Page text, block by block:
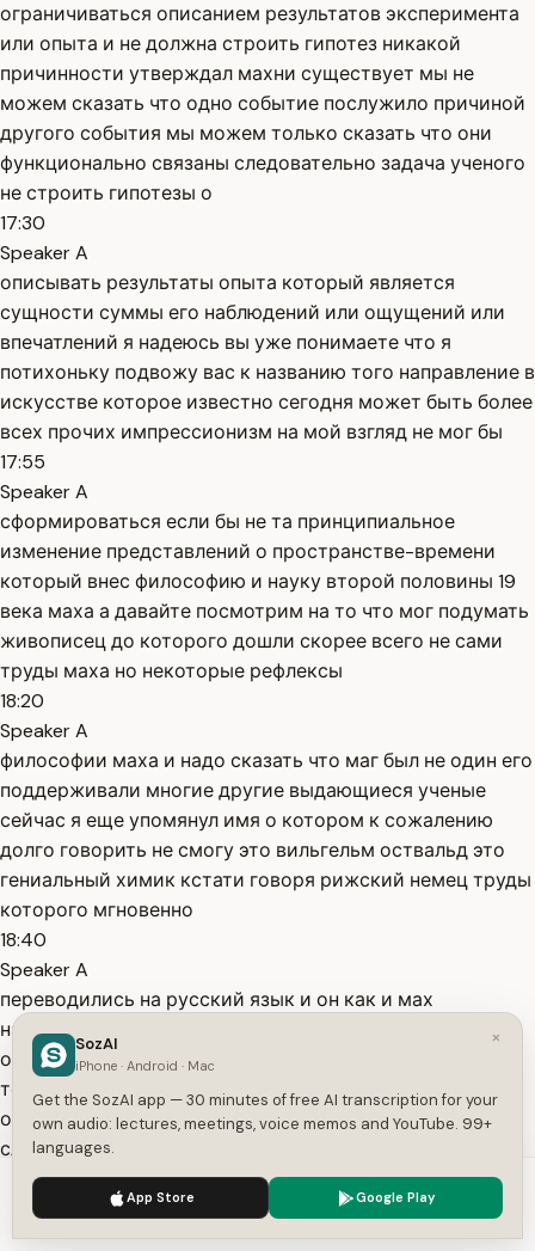
ограничиваться описанием результатов эксперимента
или опыта и не должна строить гипотез никакой
причинности утверждал махни существует мы не
можем сказать что одно событие послужило причиной
другого события мы можем только сказать что они
функционально связаны следовательно задача ученого
не строить гипотезы о
17:30
Speaker A
описывать результаты опыта который является
сущности суммы его наблюдений или ощущений или
впечатлений я надеюсь вы уже понимаете что я
потихоньку подвожу вас к названию того направление в
искусстве которое известно сегодня может быть более
всех прочих импрессионизм на мой взгляд не мог бы
17:55
Speaker A
сформироваться если бы не та принципиальное
изменение представлений о пространстве-времени
который внес философию и науку второй половины 19
века маха а давайте посмотрим на то что мог подумать
живописец до которого дошли скорее всего не сами
труды маха но некоторые рефлексы
18:20
Speaker A
философии маха и надо сказать что маг был не один его
поддерживали многие другие выдающиеся ученые
сейчас я еще упомянул имя о котором к сожалению
долго говорить не смогу это вильгельм оствальд это
гениальный химик кстати говоря рижский немец труды
которого мгновенно
18:40
Speaker A
переводились на русский язык и он как и мах
настаивал на том что наука должна носить
описательный характер и он как и мах занимался
теории цвета и является более того создателем
общепринятой классификации цветов вот этой
сложной такой системы где две
19:00
Speaker A
тысячи с лишним оттенков и оствальд пошел еще
We use cookies to enhance your experience.
×
SozAI
iPhone · Android · Mac
Get the SozAI app — 30 minutes of free AI transcription for your
own audio: lectures, meetings, voice memos and YouTube. 99+
languages.
App Store Google Play